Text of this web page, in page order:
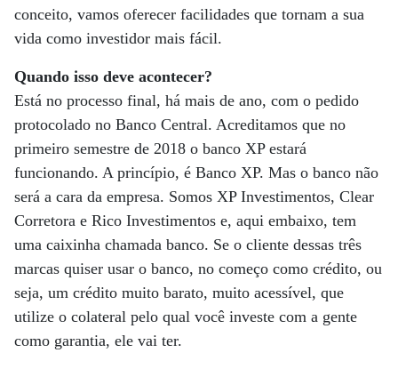
conceito, vamos oferecer facilidades que tornam a sua
vida como investidor mais fácil.
Quando isso deve acontecer?
Está no processo final, há mais de ano, com o pedido
protocolado no Banco Central. Acreditamos que no
primeiro semestre de 2018 o banco XP estará
funcionando. A princípio, é Banco XP. Mas o banco não
será a cara da empresa. Somos XP Investimentos, Clear
Corretora e Rico Investimentos e, aqui embaixo, tem
uma caixinha chamada banco. Se o cliente dessas três
marcas quiser usar o banco, no começo como crédito, ou
seja, um crédito muito barato, muito acessível, que
utilize o colateral pelo qual você investe com a gente
como garantia, ele vai ter.